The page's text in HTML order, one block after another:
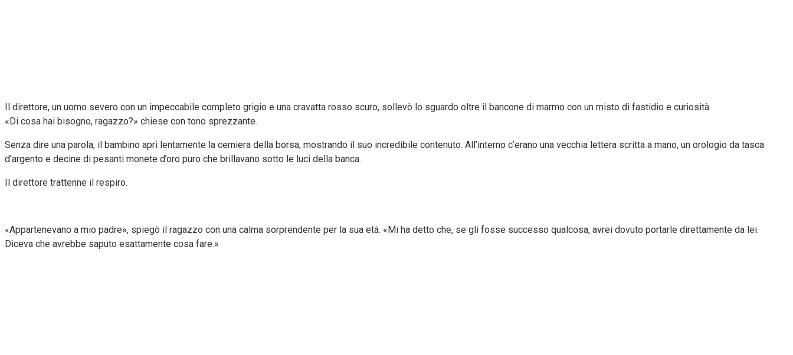
Il direttore, un uomo severo con un impeccabile completo grigio e una cravatta rosso scuro, sollevò lo sguardo oltre il bancone di marmo con un misto di fastidio e curiosità.
«Di cosa hai bisogno, ragazzo?» chiese con tono sprezzante.
Senza dire una parola, il bambino aprì lentamente la cerniera della borsa, mostrando il suo incredibile contenuto. All’interno c’erano una vecchia lettera scritta a mano, un orologio da tasca
d’argento e decine di pesanti monete d’oro puro che brillavano sotto le luci della banca.
Il direttore trattenne il respiro.
«Appartenevano a mio padre», spiegò il ragazzo con una calma sorprendente per la sua età. «Mi ha detto che, se gli fosse successo qualcosa, avrei dovuto portarle direttamente da lei.
Diceva che avrebbe saputo esattamente cosa fare.»